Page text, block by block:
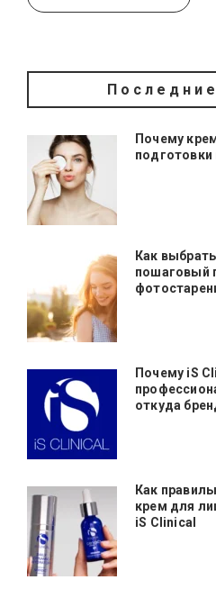
Почему
Как
пошаговый
Почему iS
откуда
Как
крем для
iS Clinical